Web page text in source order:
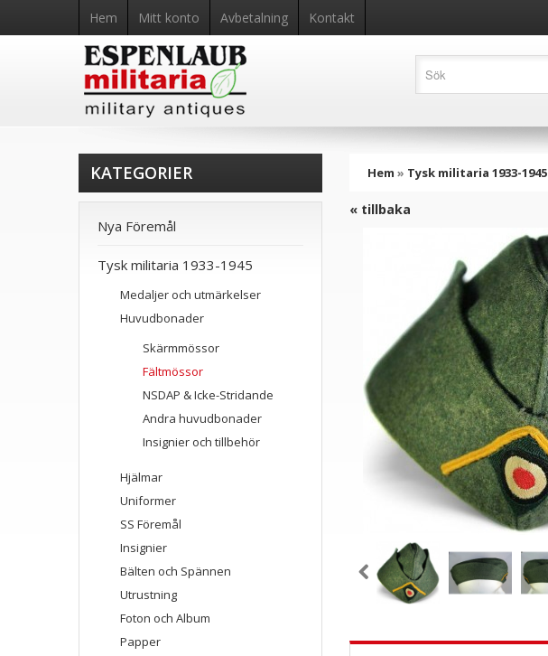
Hem Mitt konto Avbetalning Kontakt
Hem » Tysk militaria 1933-1945
« tillbaka
KATEGORIER
Nya Föremål
Tysk militaria 1933-1945
Medaljer och utmärkelser
Huvudbonader
Skärmmössor
Fältmössor
NSDAP & Icke-Stridande
Andra huvudbonader
Insignier och tillbehör
Hjälmar
Uniformer
SS Föremål
Insignier
Bälten och Spännen
Utrustning
Foton och Album
Papper